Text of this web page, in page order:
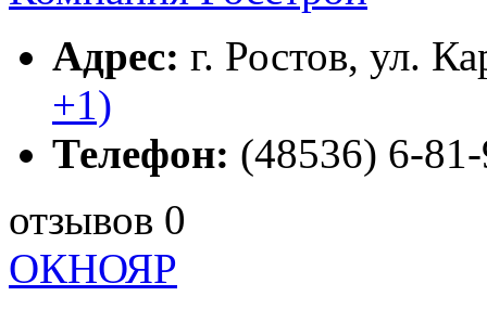
Адрес: г. Ростов, ул.
+1)
Телефон: (48536) 6-
отзывов 0
ОКНОЯР